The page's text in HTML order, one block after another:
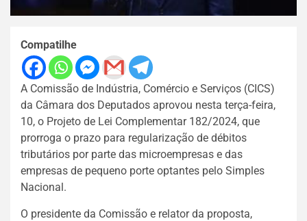
Compatilhe
A Comissão de Indústria, Comércio e Serviços (CICS)
da Câmara dos Deputados aprovou nesta terça-feira,
10, o Projeto de Lei Complementar 182/2024, que
prorroga o prazo para regularização de débitos
tributários por parte das microempresas e das
empresas de pequeno porte optantes pelo Simples
Nacional.
O presidente da Comissão e relator da proposta,